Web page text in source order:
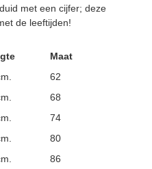
met een cijfer; deze
de leeftijden!
Maat
62
68
74
80
86